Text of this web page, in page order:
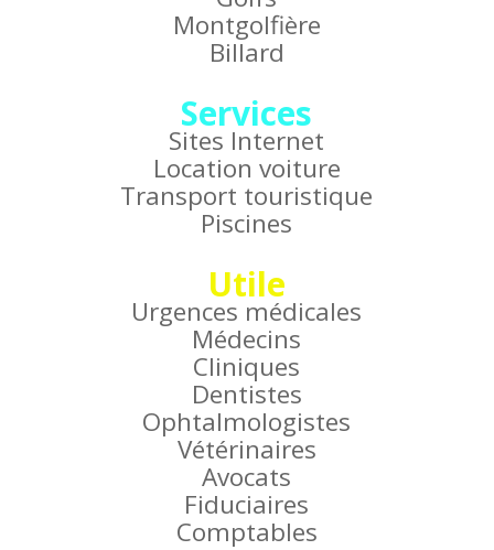
Montgolfière
Billard
Services
Sites Internet
Location voiture
Transport touristique
Piscines
Utile
Urgences médicales
Médecins
Cliniques
Dentistes
Ophtalmologistes
Vétérinaires
Avocats
Fiduciaires
Comptables